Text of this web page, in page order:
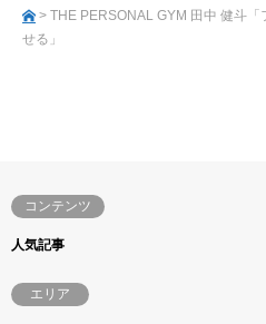
> THE PERSONAL GYM 田中 健斗
せる」
コンテンツ
人気記事
エリア